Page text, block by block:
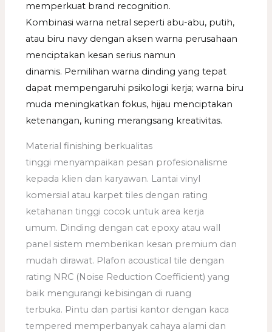
memperkuat brand recognition.
Kombinasi warna netral seperti abu-abu, putih,
atau biru navy dengan aksen warna perusahaan
menciptakan kesan serius namun
dinamis. Pemilihan warna dinding yang tepat
dapat mempengaruhi psikologi kerja; warna biru
muda meningkatkan fokus, hijau menciptakan
ketenangan, kuning merangsang kreativitas.
Material finishing berkualitas
tinggi menyampaikan pesan profesionalisme
kepada klien dan karyawan. Lantai vinyl
komersial atau karpet tiles dengan rating
ketahanan tinggi cocok untuk area kerja
umum. Dinding dengan cat epoxy atau wall
panel sistem memberikan kesan premium dan
mudah dirawat. Plafon acoustical tile dengan
rating NRC (Noise Reduction Coefficient) yang
baik mengurangi kebisingan di ruang
terbuka. Pintu dan partisi kantor dengan kaca
tempered memperbanyak cahaya alami dan